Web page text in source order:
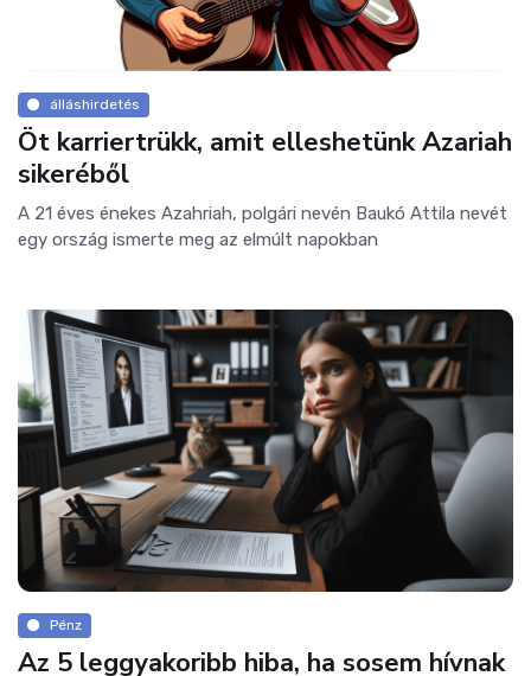
álláshirdetés
Öt karriertrükk, amit elleshetünk Azariah
sikeréből
A 21 éves énekes Azahriah, polgári nevén Baukó Attila nevét
egy ország ismerte meg az elmúlt napokban
Pénz
Az 5 leggyakoribb hiba, ha sosem hívnak